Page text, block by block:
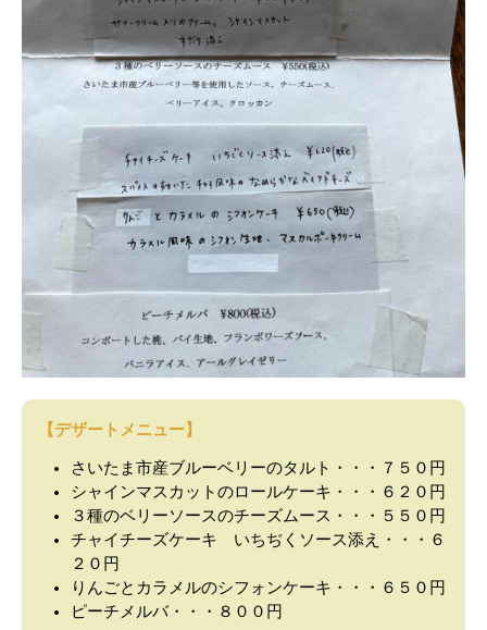
【デザートメニュー】
さいたま市産ブルーベリーのタルト・・・７５０円
シャインマスカットのロールケーキ・・・６２０円
３種のベリーソースのチーズムース・・・５５０円
チャイチーズケーキ いちぢくソース添え・・・６
２０円
りんごとカラメルのシフォンケーキ・・・６５０円
ピーチメルバ・・・８００円